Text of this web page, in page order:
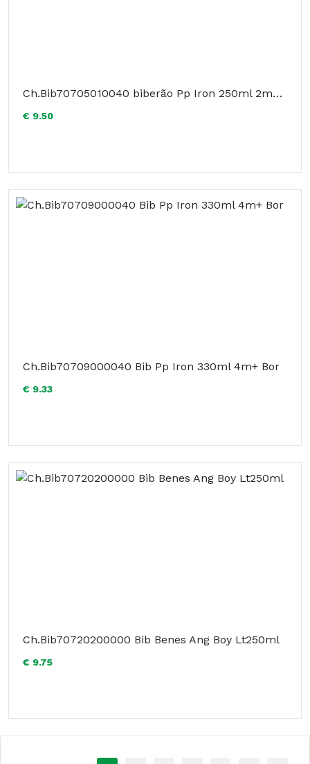
Ch.Bib70705010040 biberão Pp Iron 250ml 2m+ Sil
€ 9.50
Ch.Bib70709000040 Bib Pp Iron 330ml 4m+ Bor
€ 9.33
Ch.Bib70720200000 Bib Benes Ang Boy Lt250ml
€ 9.75